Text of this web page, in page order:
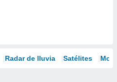
Radar de lluvia Satélites